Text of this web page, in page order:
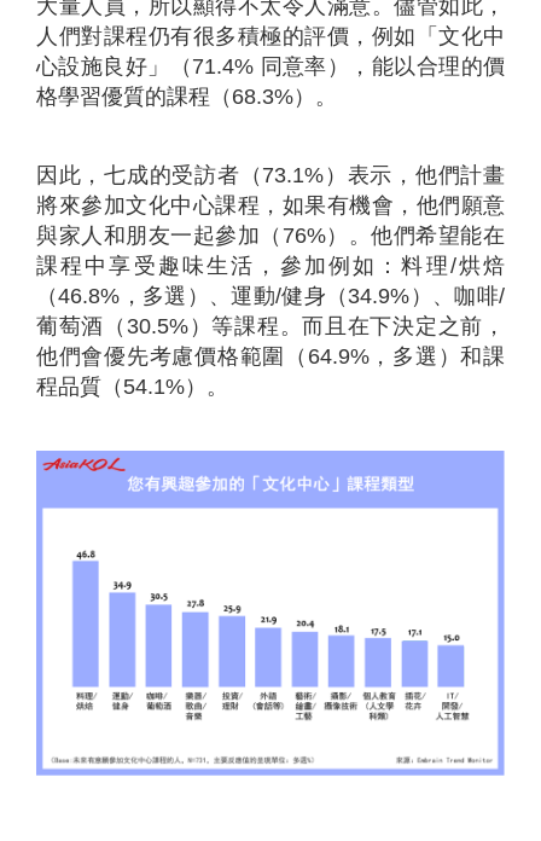
大量人員，所以顯得不太令人滿意。儘管如此，
人們對課程仍有很多積極的評價，例如「文化中
心設施良好」（71.4% 同意率），能以合理的價
格學習優質的課程（68.3%）。
因此，七成的受訪者（73.1%）表示，他們計畫
將來參加文化中心課程，如果有機會，他們願意
與家人和朋友一起參加（76%）。他們希望能在
課程中享受趣味生活，參加例如：料理/烘焙
（46.8%，多選）、運動/健身（34.9%）、咖啡/
葡萄酒（30.5%）等課程。而且在下決定之前，
他們會優先考慮價格範圍（64.9%，多選）和課
程品質（54.1%）。